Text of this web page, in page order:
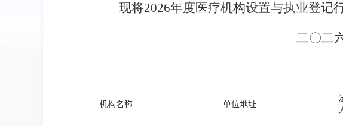
现将2026年度医疗机构设置与执业登记
二〇二六年六月
机构名称 单位地址